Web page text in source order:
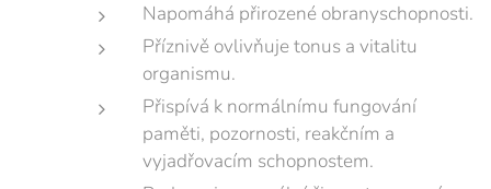
Napomáhá přirozené obranyschopnosti.
Příznivě ovlivňuje tonus a vitalitu
organismu.
Přispívá k normálnímu fungování
paměti, pozornosti, reakčním a
vyjadřovacím schopnostem.